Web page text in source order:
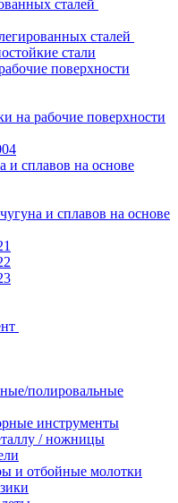
сталей
сталей
стали
поверхности
на рабочие поверхности
и сплавов на основе
и сплавов на основе
полировальные
инструменты
/ ножницы
и отбойные молотки